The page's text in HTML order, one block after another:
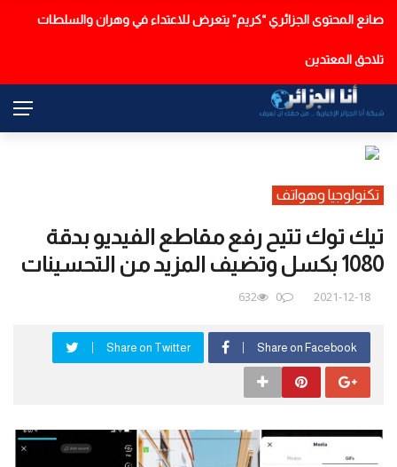
عاجل
صانع المحتوى الجزائري “كريم” يتعرض للاعتداء في وهران والسلطات
تلاحق المعتدين
تكنولوجيا وهواتف
تيك توك تتيح رفع مقاطع الفيديو بدقة
1080 بكسل وتضيف المزيد من التحسينات
2021-12-18
0
632
Share on Facebook
Share on Twitter